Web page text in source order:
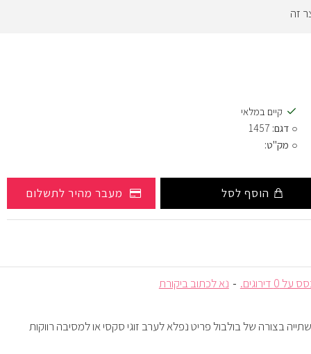
זה
0 דירוגים. - נא לכתוב ביקורת
קיים במלאי
דגם: 1457
מק"ט:
הוסף לסל מעבר מהיר לתשלום
לשתייה בצורה של בולבול פריט נפלא לערב זוגי סקסי או למסיבה רווקות